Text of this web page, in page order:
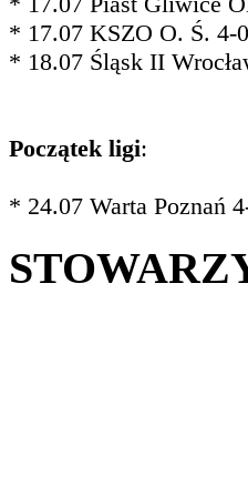
* 17.07 KSZO O. Ś. 4-0
* 18.07 Śląsk II
Początek ligi:
* 24.07 Warta Poznań